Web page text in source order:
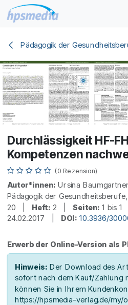
Zum Inhalt springen
Pädagogik der
Durchlässigkeit HF-
Kompetenzen
(0 Rezension)
Autor*innen: Ursina
Pädagogik der
20 | Heft: 2 |Seiten: 1 bis
24.02.2017 | DOI: 10.3936/
Erwerb der Online-Version als
Hinweis: Der Download des
sofort nach dem Kauf/Zahlung
können Sie in Ihrem
https://hpsmedia-verlag.de/my/